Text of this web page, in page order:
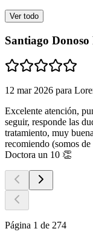
Ver todo
Santiago Donoso
12 mar 2026 para
Excelente atención,
seguir, responde las
tratamiento, muy
recomiendo (somos
Doctora un 10 👏
Página 1 de 274